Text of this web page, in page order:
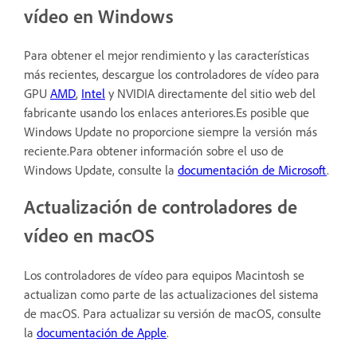
vídeo en Windows
Para obtener el mejor rendimiento y las características
más recientes, descargue los controladores de vídeo para
GPU AMD, Intel y NVIDIA directamente del sitio web del
fabricante usando los enlaces anteriores.Es posible que
Windows Update no proporcione siempre la versión más
reciente.Para obtener información sobre el uso de
Windows Update, consulte la documentación de Microsoft.
Actualización de controladores de
vídeo en macOS
Los controladores de vídeo para equipos Macintosh se
actualizan como parte de las actualizaciones del sistema
de macOS. Para actualizar su versión de macOS, consulte
la documentación de Apple.